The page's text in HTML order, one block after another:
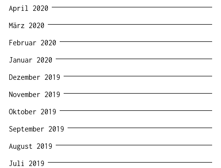
April 2020
März 2020
Februar 2020
Januar 2020
Dezember 2019
November 2019
Oktober 2019
September 2019
August 2019
Juli 2019